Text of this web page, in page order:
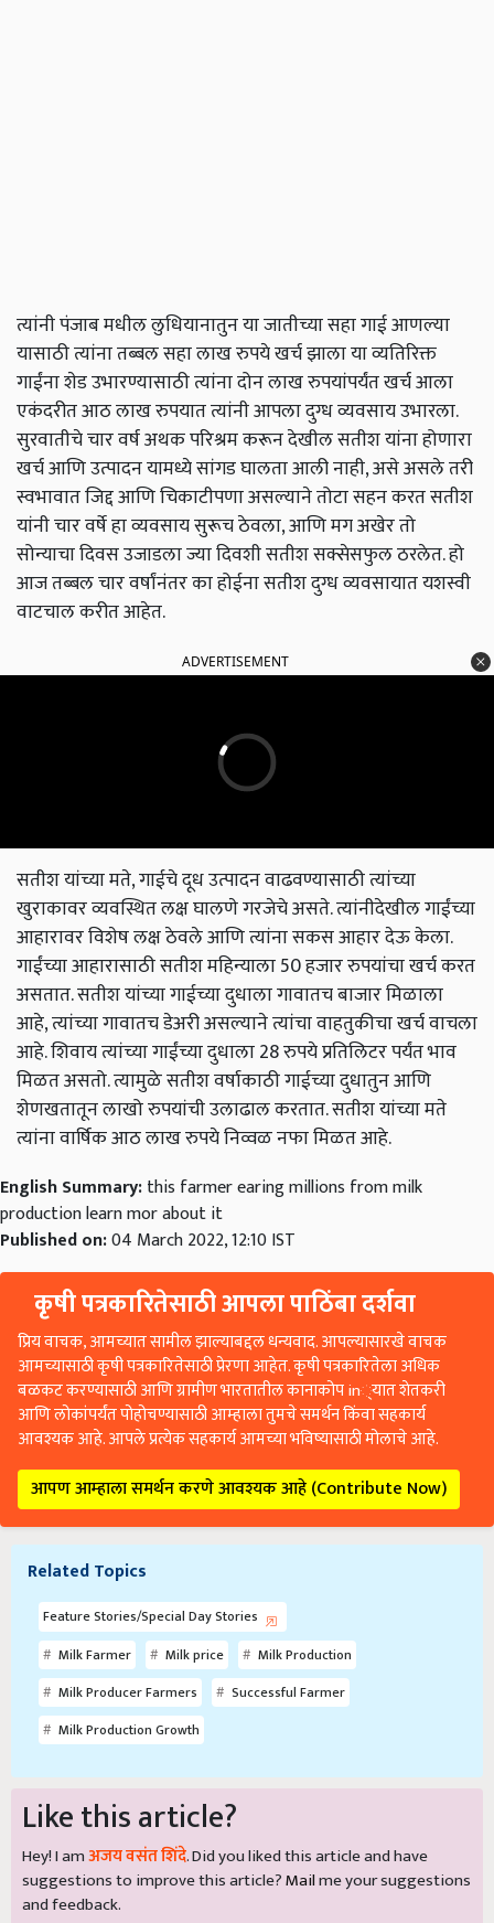
त्यांनी पंजाब मधील लुधियानातुन या जातीच्या सहा गाई आणल्या
यासाठी त्यांना तब्बल सहा लाख रुपये खर्च झाला या व्यतिरिक्त
गाईंना शेड उभारण्यासाठी त्यांना दोन लाख रुपयांपर्यंत खर्च आला
एकंदरीत आठ लाख रुपयात त्यांनी आपला दुग्ध व्यवसाय उभारला.
सुरवातीचे चार वर्ष अथक परिश्रम करून देखील सतीश यांना होणारा
खर्च आणि उत्पादन यामध्ये सांगड घालता आली नाही, असे असले तरी
स्वभावात जिद्द आणि चिकाटीपणा असल्याने तोटा सहन करत सतीश
यांनी चार वर्षे हा व्यवसाय सुरूच ठेवला, आणि मग अखेर तो
सोन्याचा दिवस उजाडला ज्या दिवशी सतीश सक्सेसफुल ठरलेत. हो
आज तब्बल चार वर्षांनंतर का होईना सतीश दुग्ध व्यवसायात यशस्वी
वाटचाल करीत आहेत.
ADVERTISEMENT
सतीश यांच्या मते, गाईचे दूध उत्पादन वाढवण्यासाठी त्यांच्या
खुराकावर व्यवस्थित लक्ष घालणे गरजेचे असते. त्यांनीदेखील गाईंच्या
आहारावर विशेष लक्ष ठेवले आणि त्यांना सकस आहार देऊ केला.
गाईंच्या आहारासाठी सतीश महिन्याला 50 हजार रुपयांचा खर्च करत
असतात. सतीश यांच्या गाईच्या दुधाला गावातच बाजार मिळाला
आहे, त्यांच्या गावातच डेअरी असल्याने त्यांचा वाहतुकीचा खर्च वाचला
आहे. शिवाय त्यांच्या गाईंच्या दुधाला 28 रुपये प्रतिलिटर पर्यंत भाव
मिळत असतो. त्यामुळे सतीश वर्षाकाठी गाईच्या दुधातुन आणि
शेणखतातून लाखो रुपयांची उलाढाल करतात. सतीश यांच्या मते
त्यांना वार्षिक आठ लाख रुपये निव्वळ नफा मिळत आहे.
English Summary:this farmer earing millions from milk
production learn mor about it
Published on:04 March 2022, 12:10 IST
कृषी पत्रकारितेसाठी आपला पाठिंबा दर्शवा
प्रिय वाचक, आमच्यात सामील झाल्याबद्दल धन्यवाद. आपल्यासारखे वाचक
आमच्यासाठी कृषी पत्रकारितेसाठी प्रेरणा आहेत. कृषी पत्रकारितेला अधिक
बळकट करण्यासाठी आणि ग्रामीण भारतातील कानाकोप in्यात शेतकरी
आणि लोकांपर्यंत पोहोचण्यासाठी आम्हाला तुमचे समर्थन किंवा सहकार्य
आवश्यक आहे. आपले प्रत्येक सहकार्य आमच्या भविष्यासाठी मोलाचे आहे.
आपण आम्हाला समर्थन करणे आवश्यक आहे (Contribute Now)
Related Topics
Feature Stories/Special Day Stories
Milk Farmer
Milk price
Milk Production
Milk Producer Farmers
Successful Farmer
Milk Production Growth
Like this article?
Hey! I amअजय वसंत शिंदे. Did you liked this article and have
suggestions to improve this article?Mailme your suggestions
and feedback.